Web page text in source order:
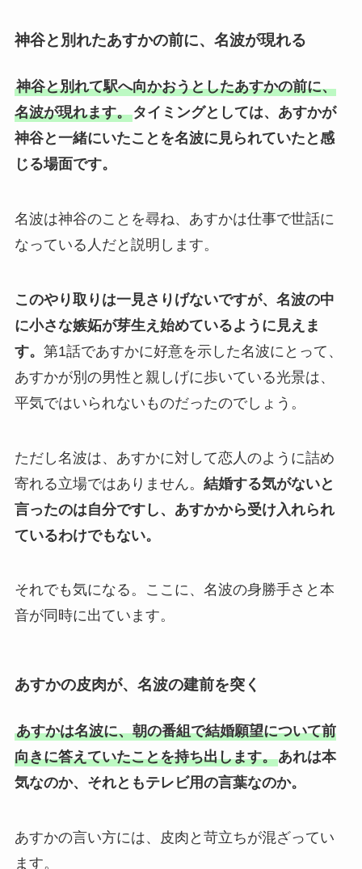
神谷と別れたあすかの前に、名波が現れる
神谷と別れて駅へ向かおうとしたあすかの前に、
名波が現れます。タイミングとしては、あすかが
神谷と一緒にいたことを名波に見られていたと感
じる場面です。
名波は神谷のことを尋ね、あすかは仕事で世話に
なっている人だと説明します。
このやり取りは一見さりげないですが、名波の中
に小さな嫉妬が芽生え始めているように見えま
す。 第1話であすかに好意を示した名波にとって、
あすかが別の男性と親しげに歩いている光景は、
平気ではいられないものだったのでしょう。
ただし名波は、あすかに対して恋人のように詰め
寄れる立場ではありません。 結婚する気がないと
言ったのは自分ですし、あすかから受け入れられ
ているわけでもない。
それでも気になる。ここに、名波の身勝手さと本
音が同時に出ています。
あすかの皮肉が、名波の建前を突く
あすかは名波に、朝の番組で結婚願望について前
向きに答えていたことを持ち出します。あれは本
気なのか、それともテレビ用の言葉なのか。
あすかの言い方には、皮肉と苛立ちが混ざってい
ます。